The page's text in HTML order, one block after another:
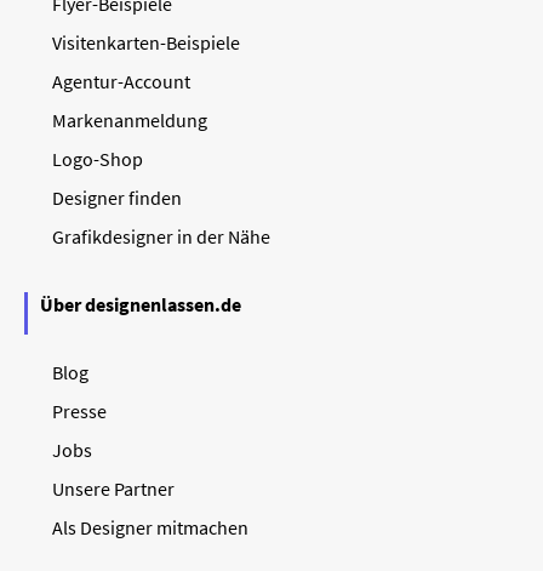
Visitenkarten-Beispiele
Agentur-Account
Markenanmeldung
Logo-Shop
Designer finden
Grafikdesigner in der Nähe
Über designenlassen.de
Blog
Presse
Jobs
Unsere Partner
Als Designer mitmachen